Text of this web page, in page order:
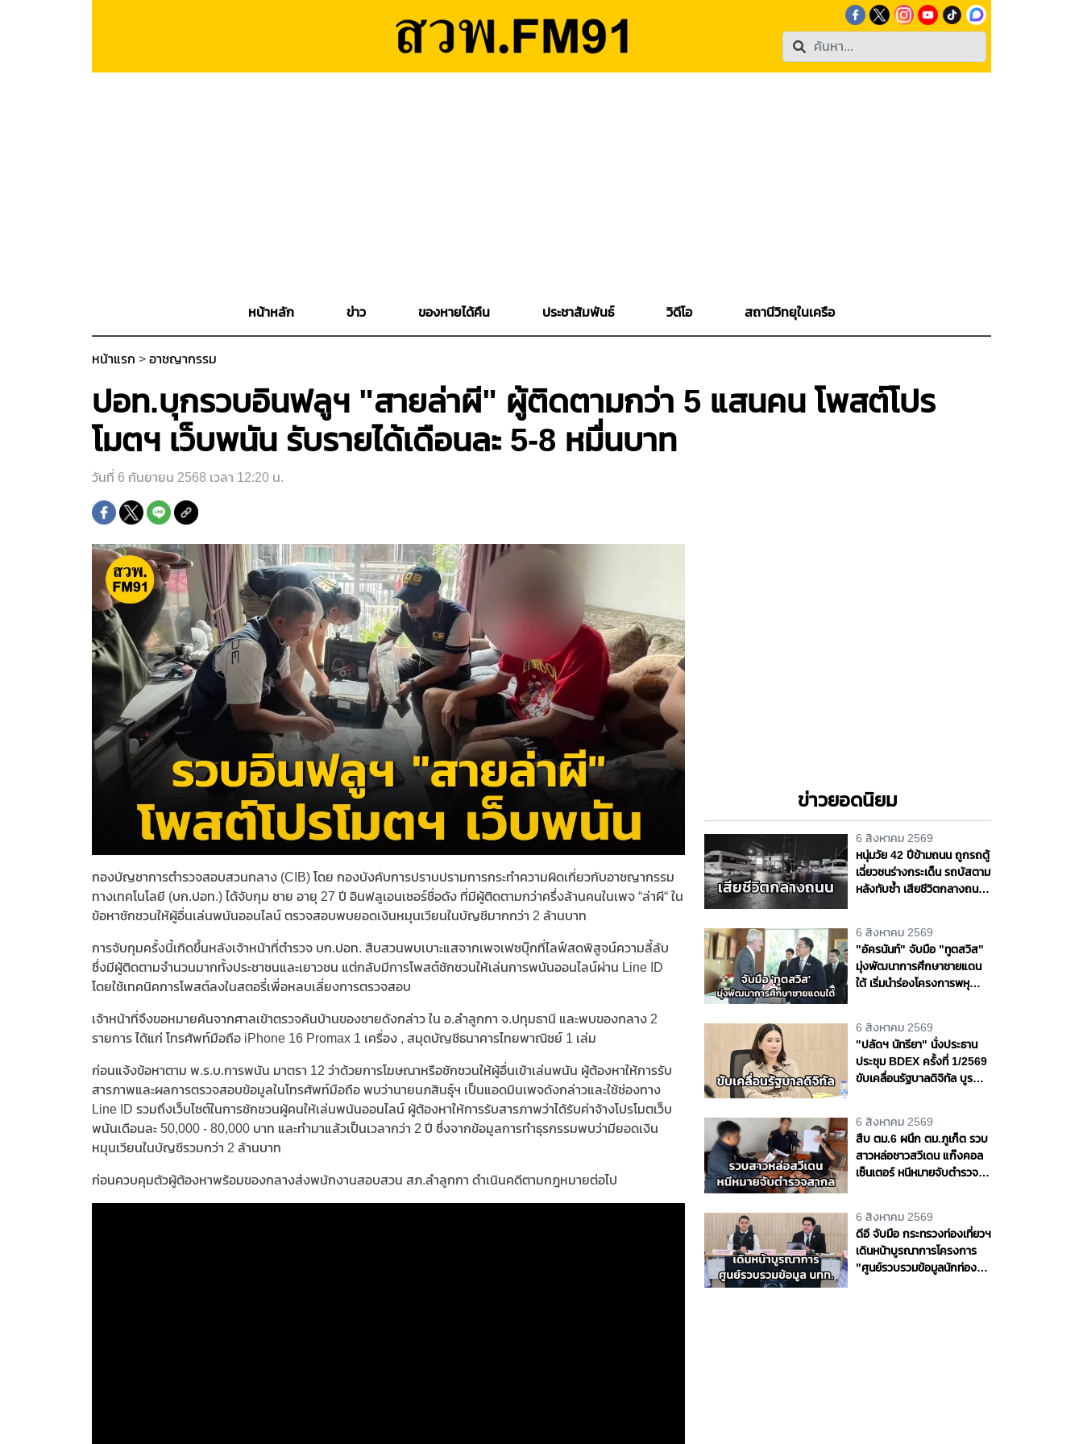
หน้าหลัก ข่าว ของหายได้คืน ประชาสัมพันธ์ วิดีโอ สถานีวิทยุในเครือ
หน้าแรก > อาชญากรรม
ปอท.บุกรวบอินฟลูฯ "สายล่าผี" ผู้ติดตามกว่า 5 แสนคน โพสต์โปร
โมตฯ เว็บพนัน รับรายได้เดือนละ 5-8 หมื่นบาท
วันที่ 6 กันยายน 2568 เวลา 12:20 น.
กองบัญชาการตำรวจสอบสวนกลาง (CIB) โดย กองบังคับการปราบปรามการกระทำความผิดเกี่ยวกับอาชญากรรม
ทางเทคโนโลยี (บก.ปอท.) ได้จับกุม ชาย อายุ 27 ปี อินฟลูเอนเซอร์ชื่อดัง ที่มีผู้ติดตามกว่าครึ่งล้านคนในเพจ “ล่าผี“ ใน
ข้อหาชักชวนให้ผู้อื่นเล่นพนันออนไลน์ ตรวจสอบพบยอดเงินหมุนเวียนในบัญชีมากกว่า 2 ล้านบาท
การจับกุมครั้งนี้เกิดขึ้นหลังเจ้าหน้าที่ตำรวจ บก.ปอท. สืบสวนพบเบาะแสจากเพจเฟซบุ๊กที่ไลฟ์สดพิสูจน์ความลี้ลับ
ซึ่งมีผู้ติดตามจำนวนมากทั้งประชาชนและเยาวชน แต่กลับมีการโพสต์ชักชวนให้เล่นการพนันออนไลน์ผ่าน Line ID
โดยใช้เทคนิคการโพสต์ลงในสตอรี่เพื่อหลบเลี่ยงการตรวจสอบ
เจ้าหน้าที่จึงขอหมายค้นจากศาลเข้าตรวจค้นบ้านของชายดังกล่าว ใน อ.ลำลูกกา จ.ปทุมธานี และพบของกลาง 2
รายการ ได้แก่ โทรศัพท์มือถือ iPhone 16 Promax 1 เครื่อง , สมุดบัญชีธนาคารไทยพาณิชย์ 1 เล่ม
ก่อนแจ้งข้อหาตาม พ.ร.บ.การพนัน มาตรา 12 ว่าด้วยการโฆษณาหรือชักชวนให้ผู้อื่นเข้าเล่นพนัน ผู้ต้องหาให้การรับ
สารภาพและผลการตรวจสอบข้อมูลในโทรศัพท์มือถือ พบว่านายนภสินธุ์ฯ เป็นแอดมินเพจดังกล่าวและใช้ช่องทาง
Line ID รวมถึงเว็บไซต์ในการชักชวนผู้คนให้เล่นพนันออนไลน์ ผู้ต้องหาให้การรับสารภาพว่าได้รับค่าจ้างโปรโมตเว็บ
พนันเดือนละ 50,000 - 80,000 บาท และทำมาแล้วเป็นเวลากว่า 2 ปี ซึ่งจากข้อมูลการทำธุรกรรมพบว่ามียอดเงิน
หมุนเวียนในบัญชีรวมกว่า 2 ล้านบาท
ก่อนควบคุมตัวผู้ต้องหาพร้อมของกลางส่งพนักงานสอบสวน สภ.ลำลูกกา ดำเนินคดีตามกฎหมายต่อไป
ข่าวยอดนิยม
6 สิงหาคม 2569
หนุ่มวัย 42 ปีข้ามถนน ถูกรถตู้
เฉี่ยวชนร่างกระเด็น รถบัสตาม
หลังทับซ้ำ เสียชีวิตกลางถนน
6 สิงหาคม 2569
"อัครนันท์" จับมือ "ทูตสวิส"
มุ่งพัฒนาการศึกษาชายแดน
ใต้ เริ่มนำร่องโครงการพหุ
6 สิงหาคม 2569
"ปลัดฯ นัทรียา" นั่งประธาน
ประชุม BDEX ครั้งที่ 1/2569
ขับเคลื่อนรัฐบาลดิจิทัล บูรณา
6 สิงหาคม 2569
สืบ ตม.6 ผนึก ตม.ภูเก็ต รวบ
สาวหล่อชาวสวีเดน แก๊งคอล
เซ็นเตอร์ หนีหมายจับตำรวจ
ล้านบาท
6 สิงหาคม 2569
ดีอี จับมือ กระทรวงท่องเที่ยวฯ
เดินหน้าบูรณาการโครงการ
"ศูนย์รวบรวมข้อมูลนักท่อง